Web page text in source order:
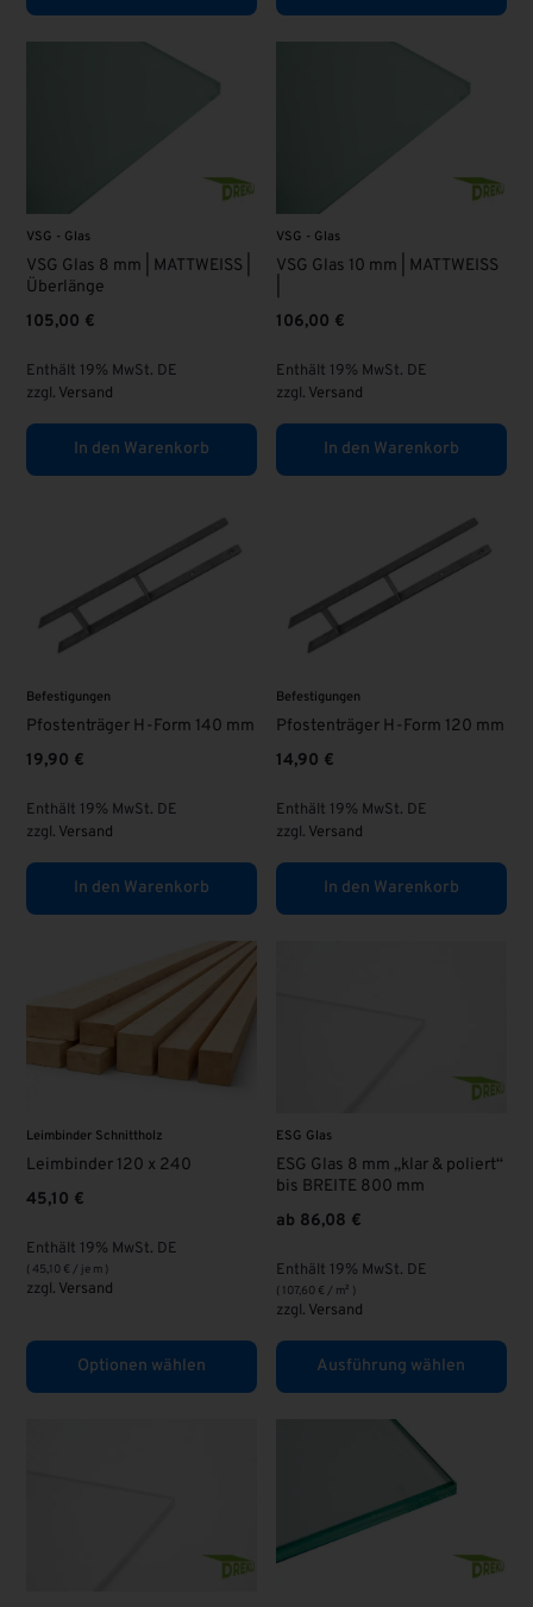
VSG - Glas
VSG Glas 8 mm | MATTWEISS |
Überlänge
105,00 €
Enthält 19% MwSt. DE
zzgl. Versand
In den Warenkorb
VSG - Glas
VSG Glas 10 mm | MATTWEISS
106,00 €
Enthält 19% MwSt. DE
zzgl. Versand
In den Warenkorb
Befestigungen
Pfostenträger H-Form 140 mm
19,90 €
Enthält 19% MwSt. DE
zzgl. Versand
In den Warenkorb
Befestigungen
Pfostenträger H-Form 120 mm
14,90 €
Enthält 19% MwSt. DE
zzgl. Versand
In den Warenkorb
Leimbinder Schnittholz
Leimbinder 120 x 240
45,10 €
Enthält 19% MwSt. DE
( 45,10 € / je m )
zzgl. Versand
Optionen wählen
ESG Glas
ESG Glas 8 mm „klar & poliert“
bis BREITE 800 mm
ab 86,08 €
Enthält 19% MwSt. DE
( 107,60 € / m² )
zzgl. Versand
Ausführung wählen